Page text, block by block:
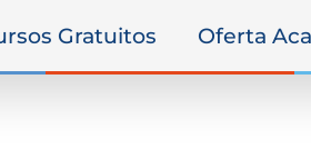
Gratuitos Oferta